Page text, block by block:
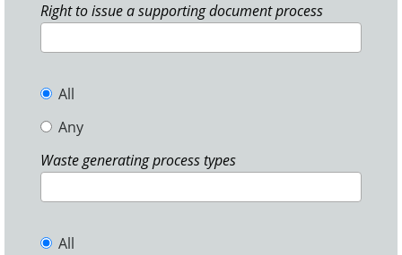
Right to issue a supporting document process
All
Any
Waste generating process types
All